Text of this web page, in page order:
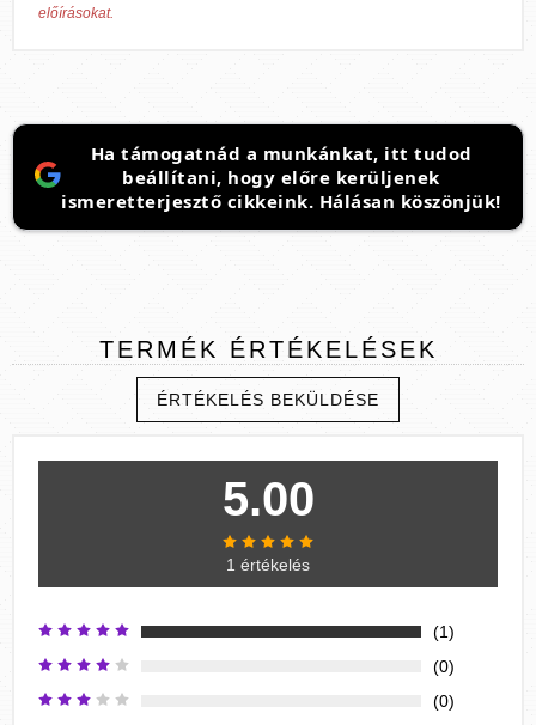
előírásokat.
Ha támogatnád a munkánkat, itt tudod
beállítani, hogy előre kerüljenek
ismeretterjesztő cikkeink. Hálásan köszönjük!
TERMÉK ÉRTÉKELÉSEK
ÉRTÉKELÉS BEKÜLDÉSE
5.00
1 értékelés
(1)
(0)
(0)